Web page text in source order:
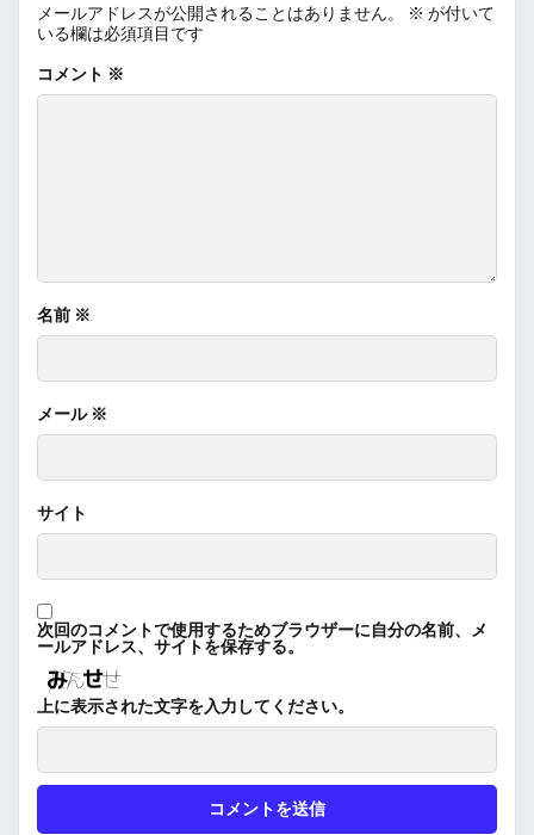
メールアドレスが公開されることはありません。 ※ が付いて
いる欄は必須項目です
コメント ※
名前 ※
メール ※
サイト
次回のコメントで使用するためブラウザーに自分の名前、メ
ールアドレス、サイトを保存する。
上に表示された文字を入力してください。